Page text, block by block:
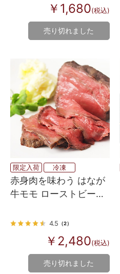
￥1,680(税込)
売り切れました
限定入荷 冷凍
赤身肉を味わう はなが
牛モモ ローストビーフ
4.5 （2）
￥2,480(税込)
売り切れました